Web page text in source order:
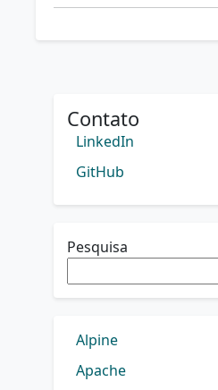
Contato
LinkedIn
GitHub
Pesquisa
Alpine
Apache